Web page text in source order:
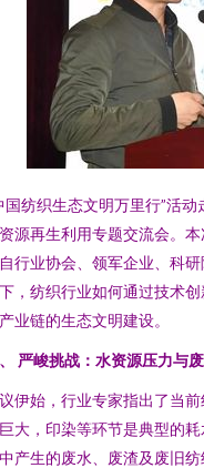
国纺织生态文明万里行”活
源再生利用专题交流会。
行业协会、领军企业、科
，纺织行业如何通过技术
业链的生态文明建设。
严峻挑战：水资源压力与
伊始，行业专家指出了当
大，印染等环节是典型的
产生的废水、废渣及废旧